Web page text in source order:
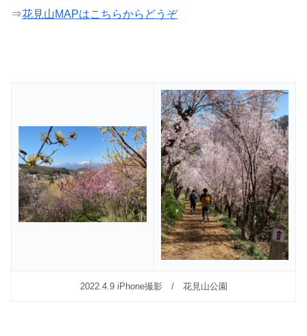
⇒花見山MAPはこちらからどうぞ
2022.4.9 iPhone撮影 / 花見山公園